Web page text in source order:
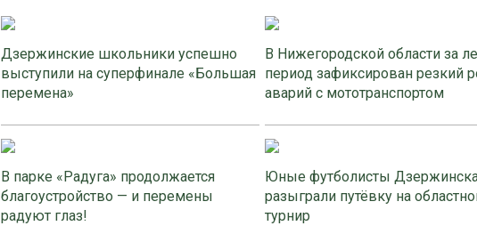
Дзержинские школьники успешно
выступили на суперфинале «Большая
перемена»
В Нижегородской области за
период зафиксирован резкий
аварий с мототранспортом
В парке «Радуга» продолжается
благоустройство — и перемены
радуют глаз!
Юные футболисты
разыграли путёвку на
турнир